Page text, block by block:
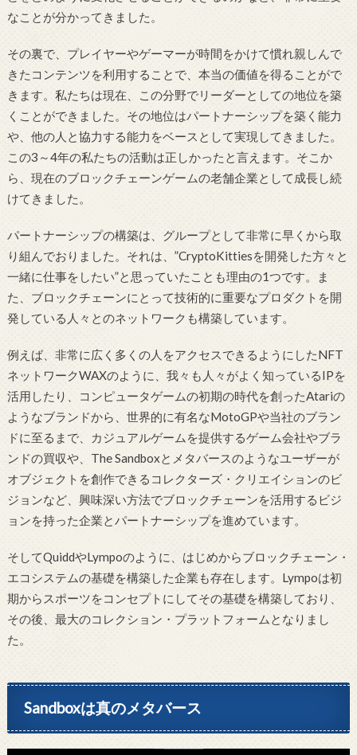
なことが分かってきました。
その裏で、プレイヤーやゲーマーが時間をかけて慣れ親しんで
きたコンテンツを利用することで、本当の価値を得ることがで
きます。私たちは現在、この分野でリーダーとしての地位を築
くことができました。その地位はパートナーシップを築く能力
や、他の人と協力する能力をベースとして実現してきました。
この3～4年の私たちの活動は正しかったと言えます。そこか
ら、現在のブロックチェーンゲームの老舗企業として成長し続
けてきました。
パートナーシップの構築は、グループとして非常に早くから取
り組んでおりました。それは、”CryptoKittiesを開発した方々と
一緒に仕事をしたい”と思っていたことも理由の1つです。ま
た、ブロックチェーンにとって技術的に重要なプロダクトを開
発している人々とのネットワークも構築しています。
例えば、非常に広く多くの人をアクセスできるようにしたNFT​
ネットワークWAXのように、我々も人々がよく知っているIPを
活用したり、コンピュータゲームの初期の時代を創ったAtariの
ようなブランドから、世界的に有名なMotoGPや当社のブラン
ドに至るまで、カジュアルゲームを提供するゲーム会社やブラ
ンドの買収や、The Sandboxとメタバースのようなユーザーが
オブジェクトを創作できるコレクターズ・クリエイションのビ
ジョンなど、興味深い方法でブロックチェーンを活用するビジ
ョンを持った企業とパートナーシップを進めています。
そしてQuiddやLympoのように、はじめからブロックチェーン・
エコシステムの基礎を構築した企業も存在します。Lympoは初
期からスポーツをコンセプトにしてその基礎を構築しており、
その後、最大のコレクション・プラットフォームとなりまし
た。
Sandboxは真のメタバース